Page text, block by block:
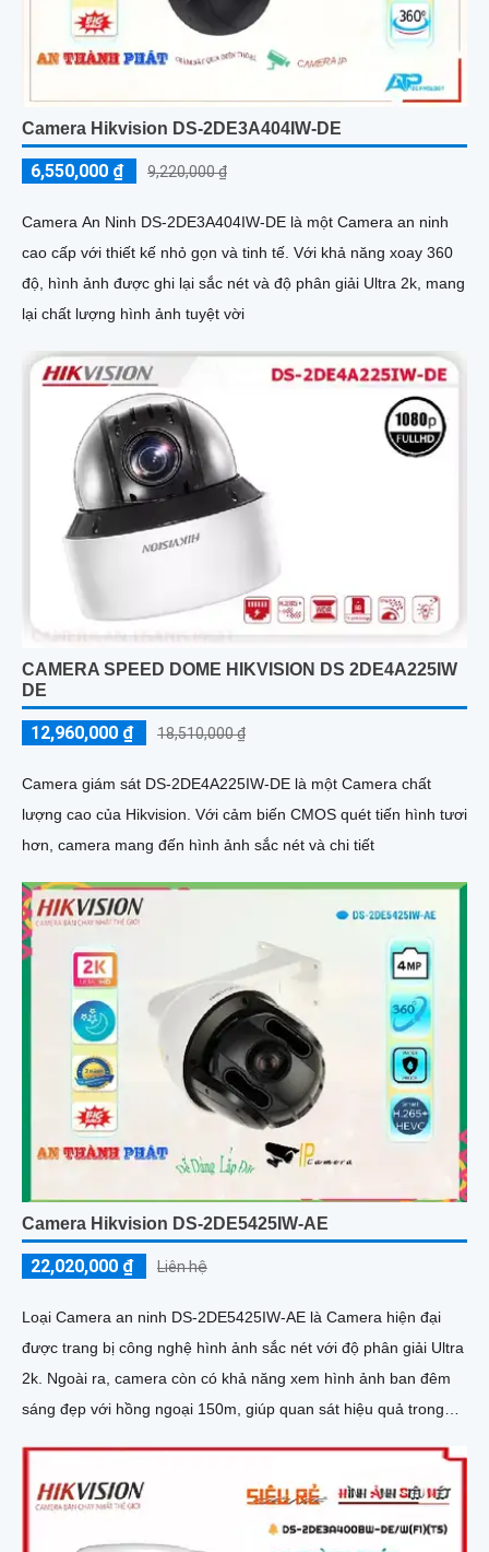
Camera Hikvision DS-2DE3A404IW-DE
6,550,000 ₫ 9,220,000 ₫
Camera An Ninh DS-2DE3A404IW-DE là một Camera an ninh
cao cấp với thiết kế nhỏ gọn và tinh tế. Với khả năng xoay 360
độ, hình ảnh được ghi lại sắc nét và độ phân giải Ultra 2k, mang
lại chất lượng hình ảnh tuyệt vời
CAMERA SPEED DOME HIKVISION DS 2DE4A225IW
DE
12,960,000 ₫ 18,510,000 ₫
Camera giám sát DS-2DE4A225IW-DE là một Camera chất
lượng cao của Hikvision. Với cảm biến CMOS quét tiến hình tươi
hơn, camera mang đến hình ảnh sắc nét và chi tiết
Camera Hikvision DS-2DE5425IW-AE
22,020,000 ₫ Liên hệ
Loại Camera an ninh DS-2DE5425IW-AE là Camera hiện đại
được trang bị công nghệ hình ảnh sắc nét với độ phân giải Ultra
2k. Ngoài ra, camera còn có khả năng xem hình ảnh ban đêm
sáng đẹp với hồng ngoại 150m, giúp quan sát hiệu quả trong